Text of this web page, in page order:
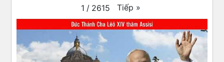
1 / 2615 Tiếp »